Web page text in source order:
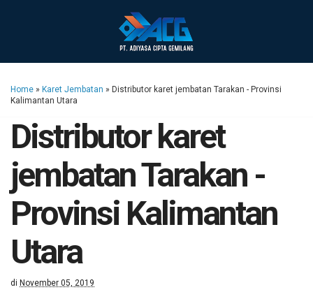
Home » Karet Jembatan » Distributor karet jembatan Tarakan - Provinsi
Kalimantan Utara
Distributor karet
jembatan Tarakan -
Provinsi Kalimantan
Utara
di November 05, 2019